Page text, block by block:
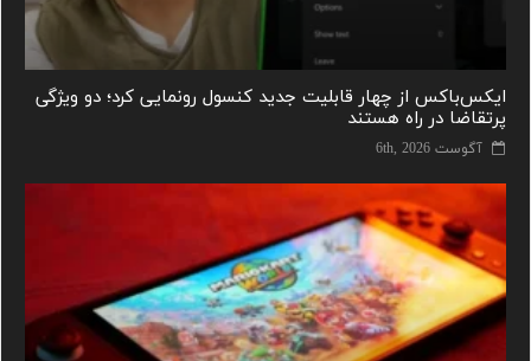
ایکس‌باکس از چهار قابلیت جدید کنسول رونمایی کرد؛ دو ویژگی
پرتقاضا در راه هستند
آگوست 6th, 2026